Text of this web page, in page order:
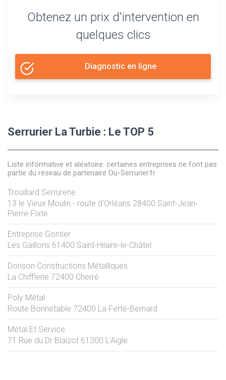
Obtenez un prix d'intervention en
quelques clics
Diagnostic en ligne
Serrurier La Turbie : Le TOP 5
Liste informative et aléatoire: certaines entreprises ne font pas
partie du réseau de partenaire Ou-Serrurier.fr
Trouillard Serrurerie
13 le Vieux Moulin - route d'Orléans 28400 Saint-Jean-
Pierre-Fixte
Entreprise Gontier
Les Gaillons 61400 Saint-Hilaire-le-Châtel
Dorison Constructions Métalliques
La Chifflerie 72400 Cherré
Poly Métal
Route Bonnetable 72400 La Ferté-Bernard
Métal Et Service
71 Rue du Dr Blaizot 61300 L'Aigle